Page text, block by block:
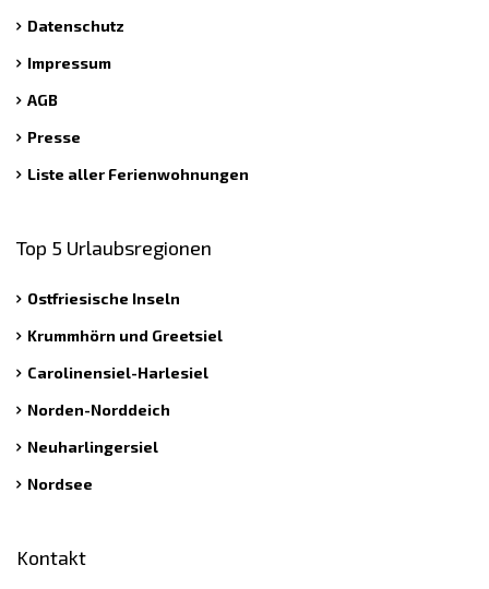
Datenschutz
Impressum
AGB
Presse
Liste aller Ferienwohnungen
Top 5 Urlaubsregionen
Ostfriesische Inseln
Krummhörn und Greetsiel
Carolinensiel-Harlesiel
Norden-Norddeich
Neuharlingersiel
Nordsee
Kontakt